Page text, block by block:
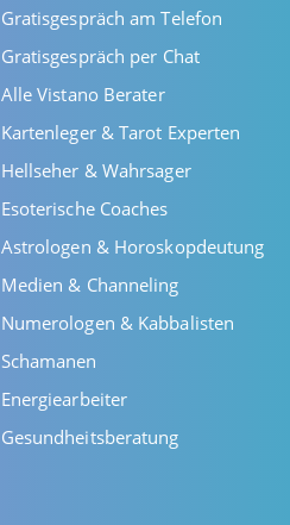
Gratisgespräch am Telefon
Gratisgespräch per Chat
Alle Vistano Berater
Kartenleger & Tarot Experten
Hellseher & Wahrsager
Esoterische Coaches
Astrologen & Horoskopdeutung
Medien & Channeling
Numerologen & Kabbalisten
Schamanen
Energiearbeiter
Gesundheitsberatung